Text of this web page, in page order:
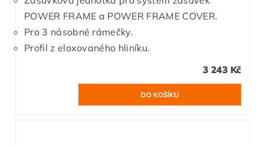
POWER FRAME a POWER FRAME COVER.
Pro 3 násobné rámečky.
Profil z eloxovaného hliníku.
3 243 Kč